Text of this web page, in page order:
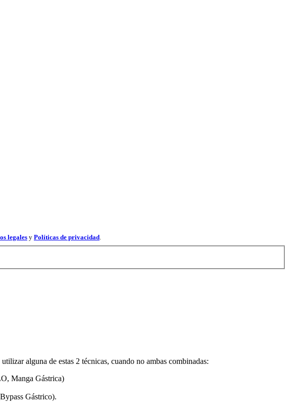
legalesy Políticas de privacidad
alguna de estas 2 técnicas, cuando no ambas combinadas:
Manga Gástrica)
Gástrico).